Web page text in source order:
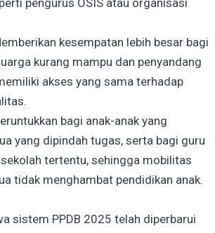
pengurus OSIS atau organisasi
kesempatan lebih besar bagi
kurang mampu dan penyandang
akses yang sama terhadap
bagi anak-anak yang
yang dipindah tugas, serta bagi guru
tertentu, sehingga mobilitas
tidak menghambat pendidikan anak.
sistem PPDB 2025 telah diperbarui